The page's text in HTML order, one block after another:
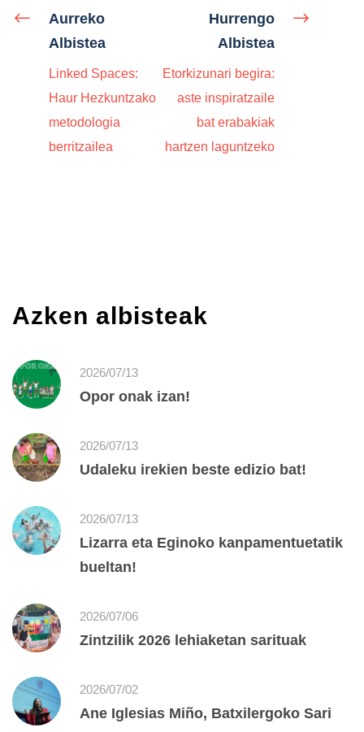
Aurreko
Albistea
Linked Spaces:
Haur Hezkuntzako
metodologia
berritzailea
Hurrengo
Albistea
Etorkizunari begira:
aste inspiratzaile
bat erabakiak
hartzen laguntzeko
Azken albisteak
2026/07/13
Opor onak izan!
2026/07/13
Udaleku irekien beste edizio bat!
2026/07/13
Lizarra eta Eginoko kanpamentuetatik
bueltan!
2026/07/06
Zintzilik 2026 lehiaketan sarituak
2026/07/02
Ane Iglesias Miño, Batxilergoko Sari